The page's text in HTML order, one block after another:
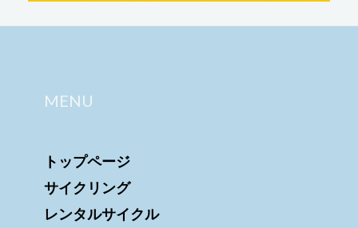
MENU
トップページ
サイクリング
レンタルサイクル